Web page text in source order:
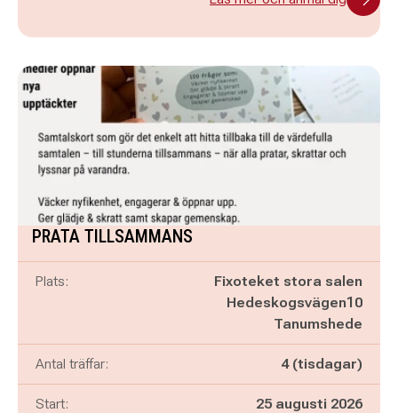
PRATA TILLSAMMANS
Plats:
Fixoteket stora salen
Hedeskogsvägen10
Tanumshede
Antal träffar: 4 (tisdagar)
Start: 25 augusti 2026